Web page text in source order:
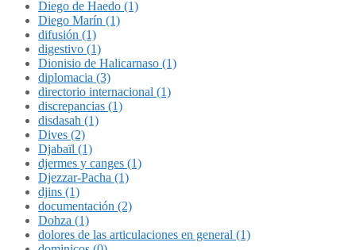
Diego de Haedo (1)
Diego Marín (1)
difusión (1)
digestivo (1)
Dionisio de Halicarnaso (1)
diplomacia (3)
directorio internacional (1)
discrepancias (1)
disdasah (1)
Dives (2)
Djabaïl (1)
djermes y canges (1)
Djezzar-Pacha (1)
djins (1)
documentación (2)
Dohza (1)
dolores de las articulaciones en general (1)